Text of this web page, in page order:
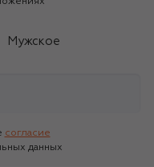
Мужское
согласие
данных